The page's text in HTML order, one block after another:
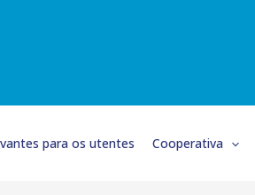
para os utentes Cooperativa